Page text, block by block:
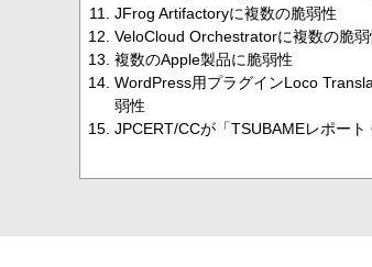
JFrog Artifactoryに複数の脆弱性
VeloCloud Orchestratorに複数の脆弱
複数のApple製品に脆弱性
WordPress用プラグインLoco
弱性
JPCERT/CCが「TSUBAMEレポー